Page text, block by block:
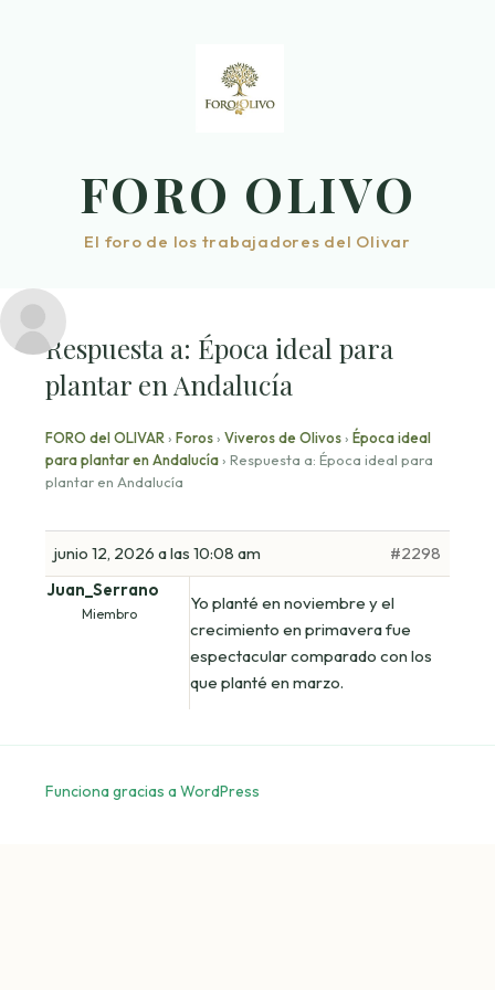
FORO OLIVO
El foro de los trabajadores del Olivar
Respuesta a: Época ideal para
plantar en Andalucía
FORO del OLIVAR › Foros › Viveros de Olivos › Época ideal
para plantar en Andalucía › Respuesta a: Época ideal para
plantar en Andalucía
junio 12, 2026 a las 10:08 am
#2298
Juan_Serrano
Miembro
Yo planté en noviembre y el
crecimiento en primavera fue
espectacular comparado con los
que planté en marzo.
Funciona gracias a WordPress